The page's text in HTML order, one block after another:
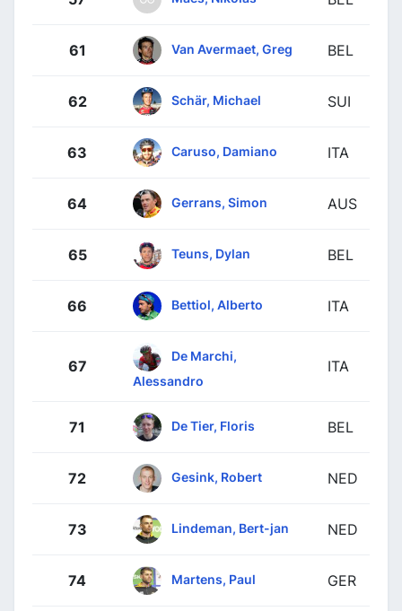
61 Van Avermaet, Greg BEL
62 Schär, Michael SUI
63 Caruso, Damiano ITA
64 Gerrans, Simon AUS
65 Teuns, Dylan BEL
66 Bettiol, Alberto ITA
67
De Marchi,
Alessandro
ITA
71 De Tier, Floris BEL
72 Gesink, Robert NED
73 Lindeman, Bert-jan NED
74 Martens, Paul GER